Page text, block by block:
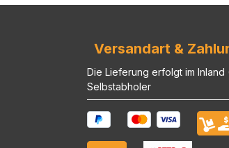
Versandart &
Die Lieferung erfolgt im Inland
Selbstabholer